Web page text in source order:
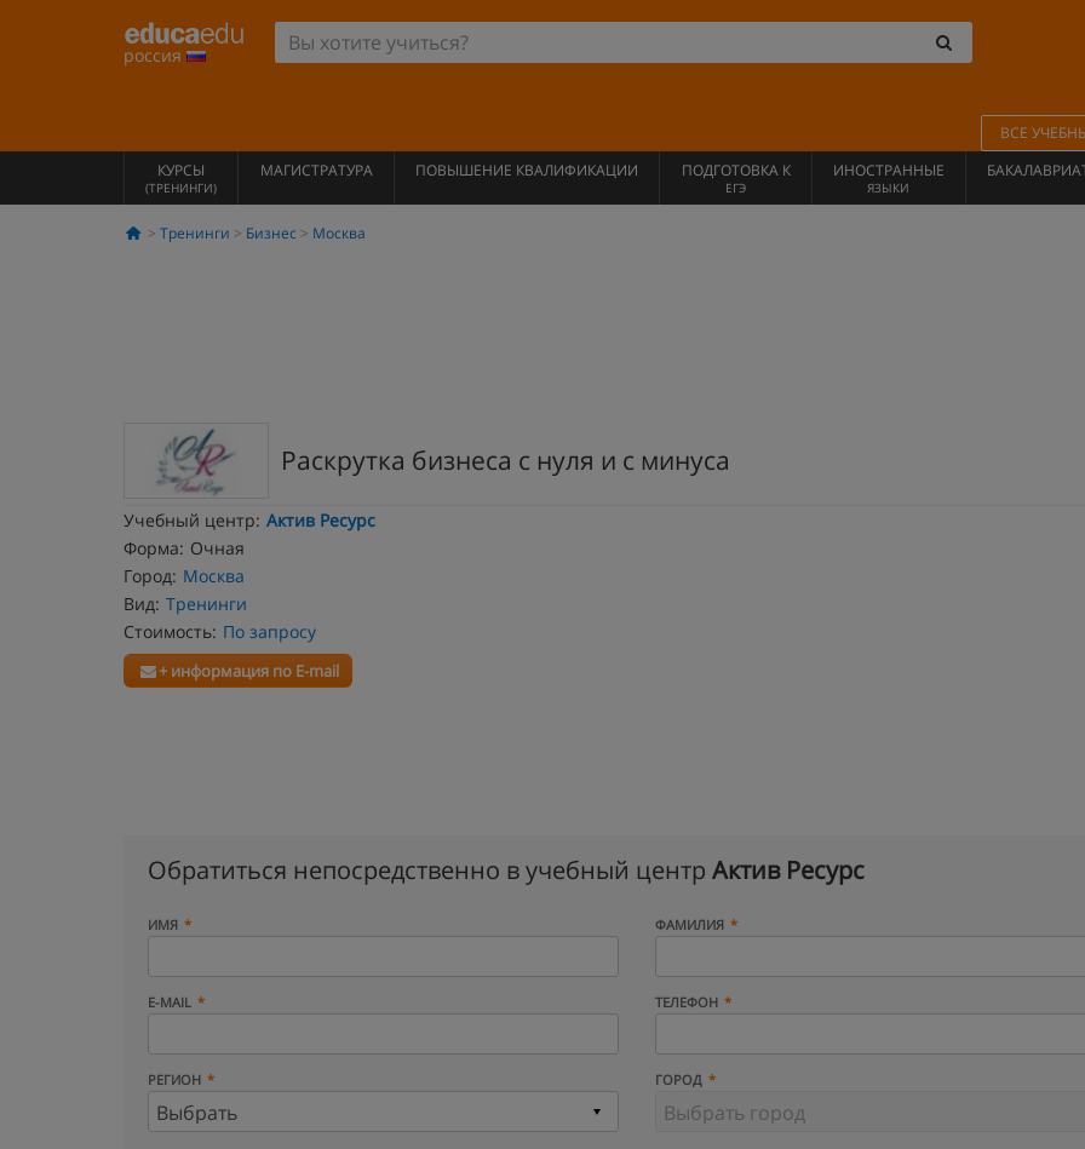
россия
ВСЕ
КУРСЫ
(ТРЕНИНГИ)
МАГИСТРАТУРА ПОВЫШЕНИЕ КВАЛИФИКАЦИИ ПОДГОТОВКА К
ЕГЭ
ИНОСТРАННЫЕ
ЯЗЫКИ
Тренинги Бизнес Москва
Раскрутка бизнеса с нуля и с минуса
Учебный центр: Актив Ресурс
Форма: Очная
Город: Москва
Вид: Тренинги
Стоимость: По запросу
+ информация по E-mail
Обратиться непосредственно в учебный центр Актив Ресурс
ИМЯ ФАМИЛИЯ
E-MAIL ТЕЛЕФОН
РЕГИОН ГОРОД